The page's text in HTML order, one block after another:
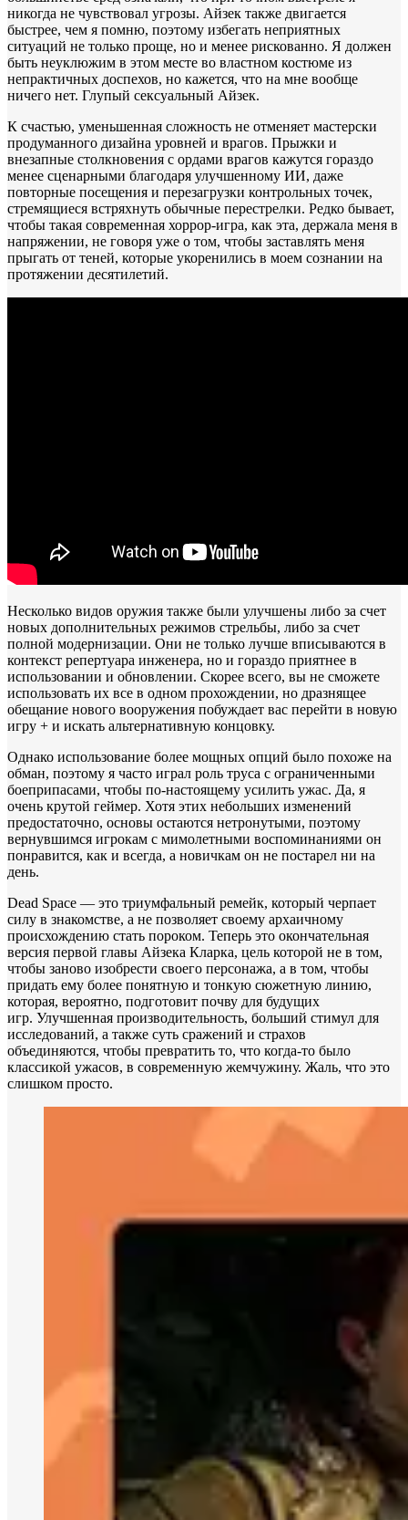
никогда не чувствовал угрозы. Айзек также двигается
быстрее, чем я помню, поэтому избегать неприятных
ситуаций не только проще, но и менее рискованно. Я должен
быть неуклюжим в этом месте во властном костюме из
непрактичных доспехов, но кажется, что на мне вообще
ничего нет. Глупый сексуальный Айзек.
К счастью, уменьшенная сложность не отменяет мастерски
продуманного дизайна уровней и врагов. Прыжки и
внезапные столкновения с ордами врагов кажутся гораздо
менее сценарными благодаря улучшенному ИИ, даже
повторные посещения и перезагрузки контрольных точек,
стремящиеся встряхнуть обычные перестрелки. Редко бывает,
чтобы такая современная хоррор-игра, как эта, держала меня в
напряжении, не говоря уже о том, чтобы заставлять меня
прыгать от теней, которые укоренились в моем сознании на
протяжении десятилетий.
Несколько видов оружия также были улучшены либо за счет
новых дополнительных режимов стрельбы, либо за счет
полной модернизации. Они не только лучше вписываются в
контекст репертуара инженера, но и гораздо приятнее в
использовании и обновлении. Скорее всего, вы не сможете
использовать их все в одном прохождении, но дразнящее
обещание нового вооружения побуждает вас перейти в новую
игру + и искать альтернативную концовку.
Однако использование более мощных опций было похоже на
обман, поэтому я часто играл роль труса с ограниченными
боеприпасами, чтобы по-настоящему усилить ужас. Да, я
очень крутой геймер. Хотя этих небольших изменений
предостаточно, основы остаются нетронутыми, поэтому
вернувшимся игрокам с мимолетными воспоминаниями он
понравится, как и всегда, а новичкам он не постарел ни на
день.
Dead Space — это триумфальный ремейк, который черпает
силу в знакомстве, а не позволяет своему архаичному
происхождению стать пороком. Теперь это окончательная
версия первой главы Айзека Кларка, цель которой не в том,
чтобы заново изобрести своего персонажа, а в том, чтобы
придать ему более понятную и тонкую сюжетную линию,
которая, вероятно, подготовит почву для будущих
игр. Улучшенная производительность, больший стимул для
исследований, а также суть сражений и страхов
объединяются, чтобы превратить то, что когда-то было
классикой ужасов, в современную жемчужину. Жаль, что это
слишком просто.